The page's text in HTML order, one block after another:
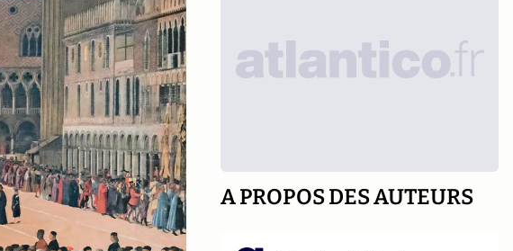
A PROPOS DES AUTEURS